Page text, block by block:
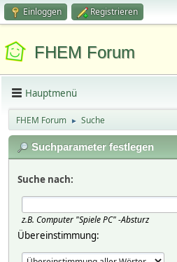
Einloggen Registrieren
FHEM Forum
Hauptmenü
FHEM Forum ► Suche
Suchparameter festlegen
Suche nach:
z.B. Computer "Spiele PC" -Absturz
Übereinstimmung: